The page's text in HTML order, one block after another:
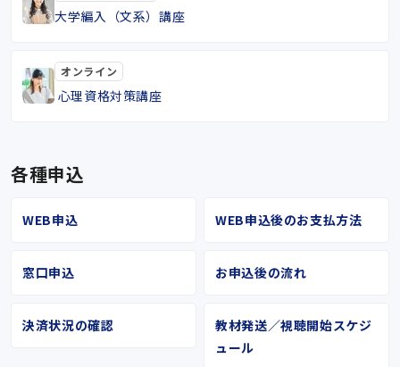
大学編入（文系）講座
オンライン
心理資格対策講座
各種申込
WEB申込 WEB申込後のお支払方法
窓口申込 お申込後の流れ
決済状況の確認
教材発送／視聴開始スケジ
ュール